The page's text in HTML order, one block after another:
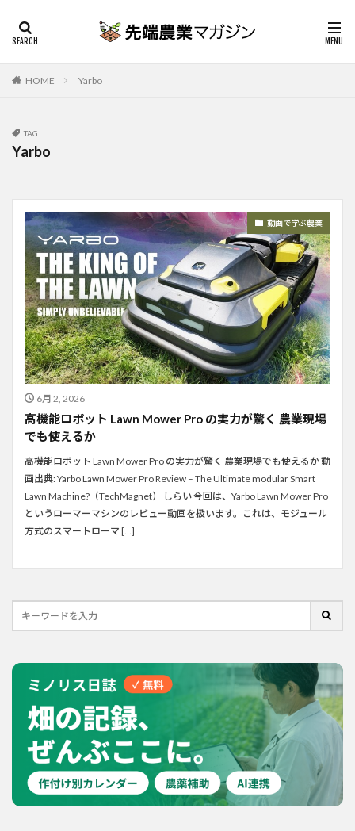
HOME Yarbo
TAG
Yarbo
動画で学ぶ農業
6月 2, 2026
高機能ロボット Lawn Mower Pro の実力が驚く 農業現場
でも使えるか
高機能ロボット Lawn Mower Pro の実力が驚く 農業現場でも使えるか 動
画出典: Yarbo Lawn Mower Pro Review – The Ultimate modular Smart
Lawn Machine?（TechMagnet） しらい 今回は、Yarbo Lawn Mower Pro
というローマーマシンのレビュー動画を扱います。これは、モジュール
方式のスマートローマ […]